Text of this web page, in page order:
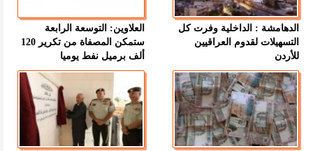
الدهامشة : الداخلية وفرت كل
التسهيلات لقدوم العراقيين
للأردن
العلاوين: التوسعة الرابعة
ستمكن المصفاة من تكرير 120
ألف برميل نفط يوميا